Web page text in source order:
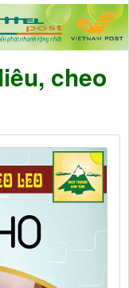
cheo